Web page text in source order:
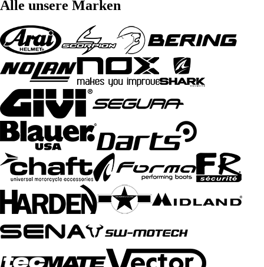
Alle unsere Marken